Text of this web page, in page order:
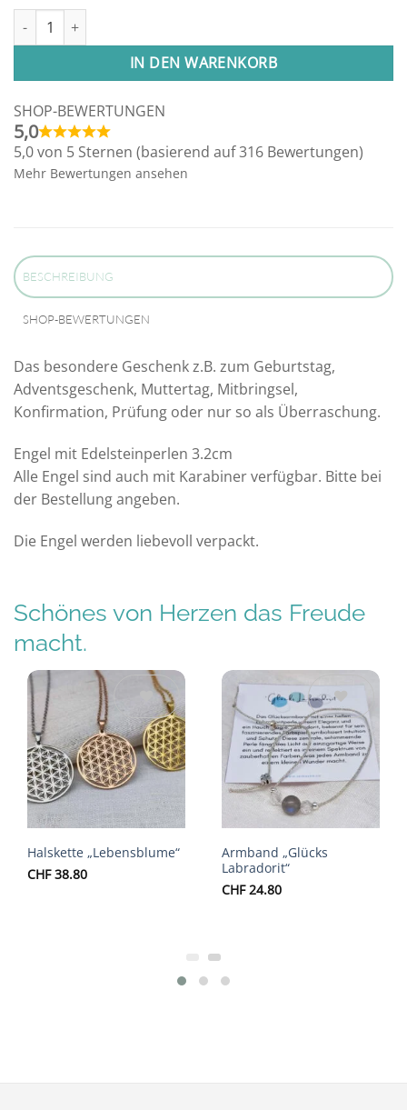
Engelanhänger Blaufluss Menge
IN DEN WARENKORB
Alternative:
SHOP-BEWERTUNGEN
5,0
5,0 von 5 Sternen (basierend auf 316 Bewertungen)
Mehr Bewertungen ansehen
BESCHREIBUNG
SHOP-BEWERTUNGEN
Das besondere Geschenk z.B. zum Geburtstag,
Adventsgeschenk, Muttertag, Mitbringsel,
Konfirmation, Prüfung oder nur so als Überraschung.
Engel mit Edelsteinperlen 3.2cm
Alle Engel sind auch mit Karabiner verfügbar. Bitte bei
der Bestellung angeben.
Die Engel werden liebevoll verpackt.
Schönes von Herzen das Freude
macht.
Auf die
Wunschliste
Halskette „Lebensblume“
CHF38.80
Auf die
Wunschliste
Armband „Glücks
Labradorit“
CHF24.80